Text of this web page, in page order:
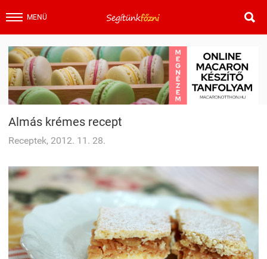
MENÜ 
Almás krémes recept
Receptek, 2012. 11. 28.